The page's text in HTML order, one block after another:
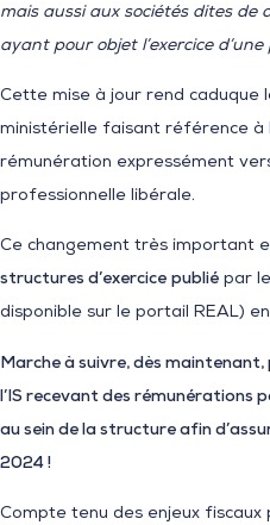
mais aussi aux sociétés dites de
ayant pour objet l’exercice
Cette mise à jour rend caduque
ministérielle faisant référence à
rémunération expressément
professionnelle libérale.
Ce changement très important
structures d’exercice publié par le
disponible sur le portail REAL)
Marche à suivre, dès
l’IS recevant des rémunérations
au sein de la structure afin
2024 !
Compte tenu des enjeux